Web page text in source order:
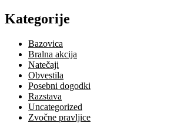
Kategorije
Bazovica
Bralna akcija
Natečaji
Obvestila
Posebni dogodki
Razstava
Uncategorized
Zvočne pravljice